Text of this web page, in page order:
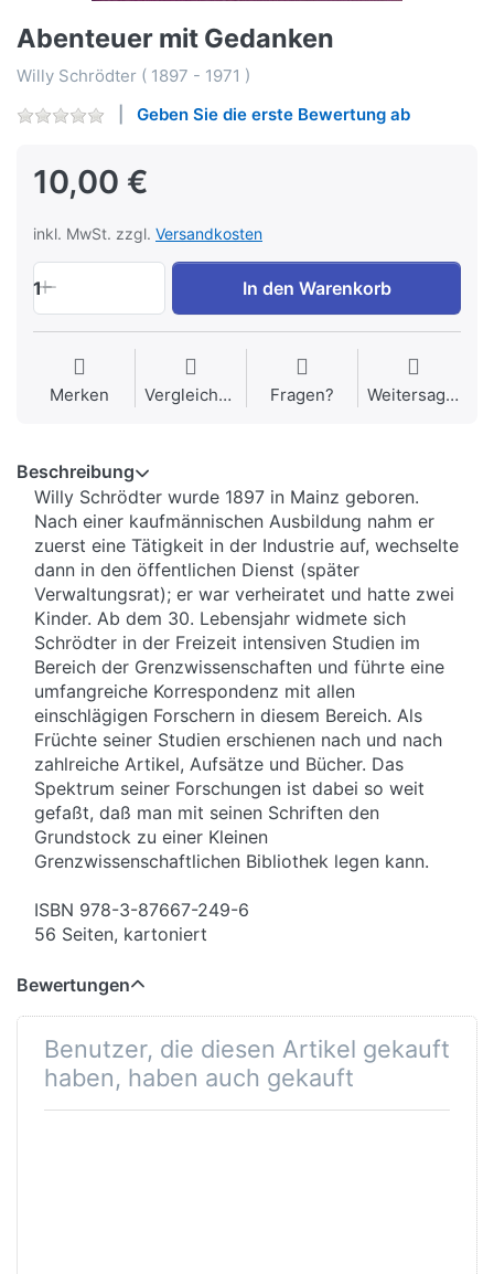
Abenteuer mit Gedanken
Willy Schrödter ( 1897 - 1971 )
Geben Sie die erste Bewertung ab
10,00 €
inkl. MwSt. zzgl. Versandkosten
1 In den Warenkorb
Merken Vergleichen Fragen? Weitersagen
Beschreibung
Willy Schrödter wurde 1897 in Mainz geboren.
Nach einer kaufmännischen Ausbildung nahm er
zuerst eine Tätigkeit in der Industrie auf, wechselte
dann in den öffentlichen Dienst (später
Verwaltungsrat); er war verheiratet und hatte zwei
Kinder. Ab dem 30. Lebensjahr widmete sich
Schrödter in der Freizeit intensiven Studien im
Bereich der Grenzwissenschaften und führte eine
umfangreiche Korrespondenz mit allen
einschlägigen Forschern in diesem Bereich. Als
Früchte seiner Studien erschienen nach und nach
zahlreiche Artikel, Aufsätze und Bücher. Das
Spektrum seiner Forschungen ist dabei so weit
gefaßt, daß man mit seinen Schriften den
Grundstock zu einer Kleinen
Grenzwissenschaftlichen Bibliothek legen kann.
ISBN 978-3-87667-249-6
56 Seiten, kartoniert
Bewertungen
Benutzer, die diesen Artikel gekauft
haben, haben auch gekauft